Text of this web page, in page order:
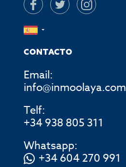
CONTACTO
Email:
info@inmoolaya.com
Telf:
+34 938 805 311
Whatsapp:
+34 604 270 991